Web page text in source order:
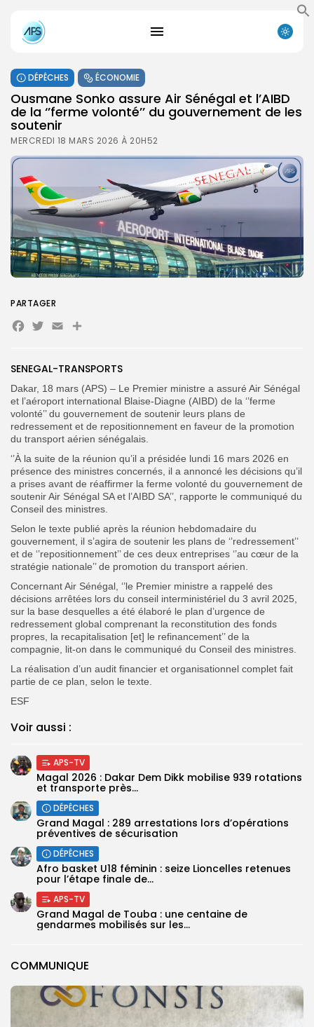
DÉPÊCHES ÉCONOMIE
Ousmane Sonko assure Air Sénégal et l’AIBD
de la ‘’ferme volonté’’ du gouvernement de les
soutenir
MERCREDI 18 MARS 2026 À 20H52
COMMUNIQUE
SENEGAL-TRANSPORTS
Dakar, 18 mars (APS) – Le Premier ministre a assuré Air Sénégal
et l’aéroport international Blaise-Diagne (AIBD) de la ‘’ferme
volonté’’ du gouvernement de soutenir leurs plans de
redressement et de repositionnement en faveur de la promotion
du transport aérien sénégalais.
‘’À la suite de la réunion qu’il a présidée lundi 16 mars 2026 en
présence des ministres concernés, il a annoncé les décisions qu’il
a prises avant de réaffirmer la ferme volonté du gouvernement de
soutenir Air Sénégal SA et l’AIBD SA’’, rapporte le communiqué du
Conseil des ministres.
Selon le texte publié après la réunion hebdomadaire du
gouvernement, il s’agira de soutenir les plans de ‘’redressement’’
et de ‘’repositionnement’’ de ces deux entreprises ‘’au cœur de la
stratégie nationale’’ de promotion du transport aérien.
Concernant Air Sénégal, ‘’le Premier ministre a rappelé des
décisions arrêtées lors du conseil interministériel du 3 avril 2025,
sur la base desquelles a été élaboré le plan d’urgence de
redressement global comprenant la reconstitution des fonds
propres, la recapitalisation [et] le refinancement’’ de la
compagnie, lit-on dans le communiqué du Conseil des ministres.
La réalisation d’un audit financier et organisationnel complet fait
partie de ce plan, selon le texte.
ESF
Voir aussi :
APS-TV
Magal 2026 : Dakar Dem Dikk mobilise 939 rotations
et transporte près...
DÉPÊCHES
Grand Magal : 289 arrestations lors d’opérations
préventives de sécurisation
DÉPÊCHES
‎Afro basket U18 féminin : seize Lioncelles retenues
pour l’étape finale de...
APS-TV
Grand Magal de Touba : une centaine de
gendarmes mobilisés sur les...
PARTAGER
Facebook
Twitter
EmailPartager